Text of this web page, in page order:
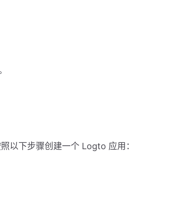
以下步骤创建一个 Logto 应用：